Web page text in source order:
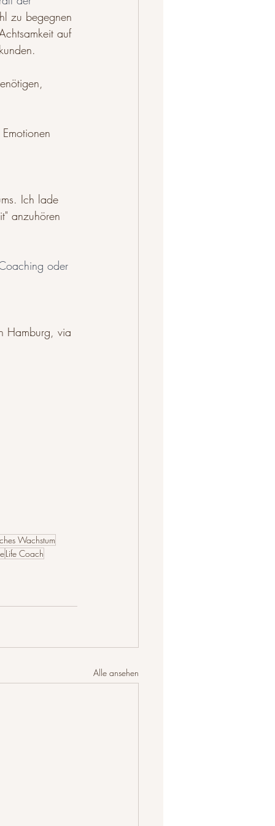
zu begegnen
auf
Ich lade
anzuhören
oder
Hamburg, via
Wachstum
Life Coach
Alle ansehen